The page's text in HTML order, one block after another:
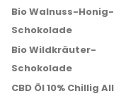
Bio Walnuss-Honig-
Schokolade
Bio Wildkräuter-
Schokolade
CBD Öl 10% Chillig All